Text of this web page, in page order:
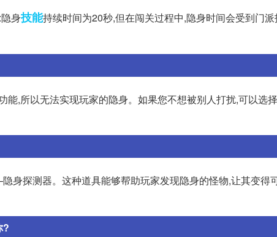
身技能持续时间为20秒,但在闯关过程中,隐身时间会受到门派
,所以无法实现玩家的隐身。如果您不想被别人打扰,可以选
探测器。这种道具能够帮助玩家发现隐身的怪物,让其变得
?